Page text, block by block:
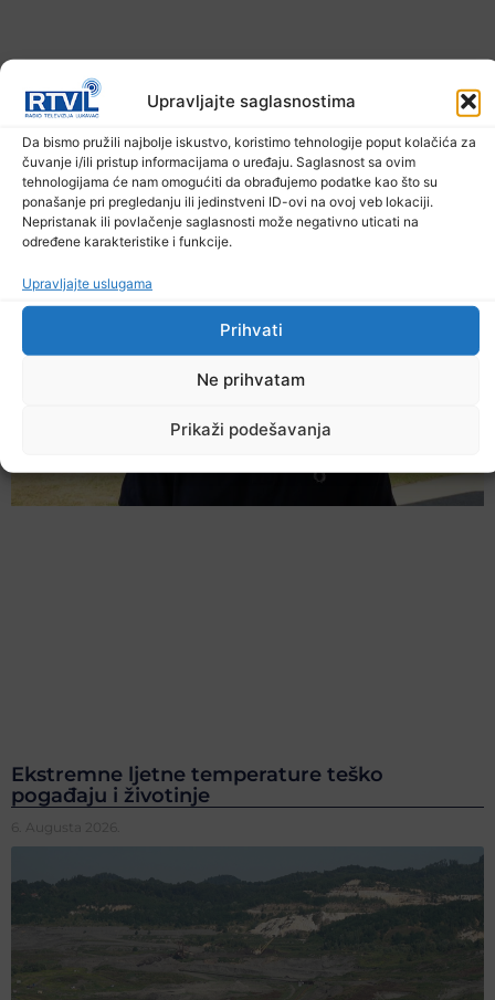
Upravljajte saglasnostima
Da bismo pružili najbolje iskustvo, koristimo tehnologije poput kolačića za
čuvanje i/ili pristup informacijama o uređaju. Saglasnost sa ovim
tehnologijama će nam omogućiti da obrađujemo podatke kao što su
ponašanje pri pregledanju ili jedinstveni ID-ovi na ovoj veb lokaciji.
Nepristanak ili povlačenje saglasnosti može negativno uticati na
određene karakteristike i funkcije.
Upravljajte uslugama
Prihvati
Ne prihvatam
Prikaži podešavanja
Upozorenje za narednih sedam dana: Požari
prijete Balkanu, u rizičnoj zoni nalazi se i BiH
6. Augusta 2026.
Ekstremne ljetne temperature teško
pogađaju i životinje
6. Augusta 2026.